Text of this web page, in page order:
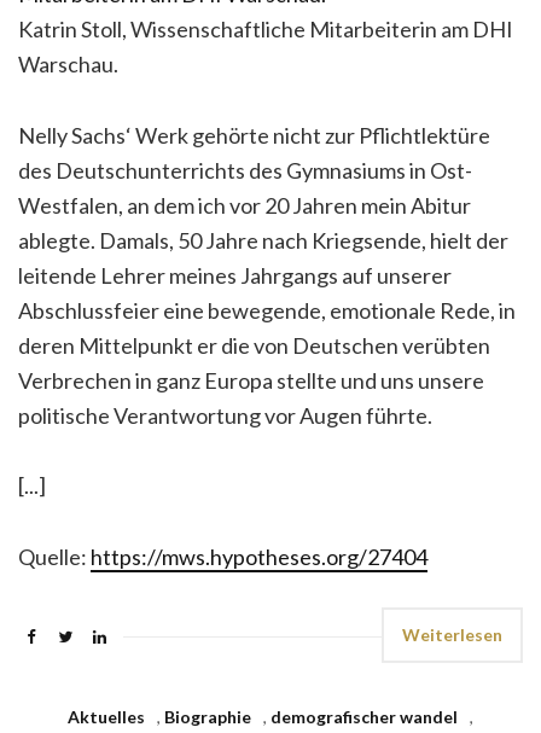
Katrin Stoll, Wissenschaftliche Mitarbeiterin am DHI
Warschau.
Nelly Sachs‘ Werk gehörte nicht zur Pflichtlektüre
des Deutschunterrichts des Gymnasiums in Ost-
Westfalen, an dem ich vor 20 Jahren mein Abitur
ablegte. Damals, 50 Jahre nach Kriegsende, hielt der
leitende Lehrer meines Jahrgangs auf unserer
Abschlussfeier eine bewegende, emotionale Rede, in
deren Mittelpunkt er die von Deutschen verübten
Verbrechen in ganz Europa stellte und uns unsere
politische Verantwortung vor Augen führte.
[...]
Quelle: https://mws.hypotheses.org/27404
Weiterlesen
Aktuelles , Biographie , demografischer wandel
,